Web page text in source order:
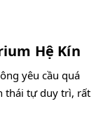
Hệ Kín
yêu cầu quá
thái tự duy trì, rất